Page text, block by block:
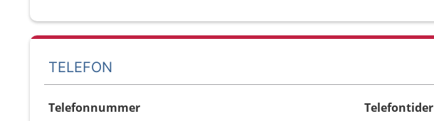
TELEFON
Telefonnummer Telefontider